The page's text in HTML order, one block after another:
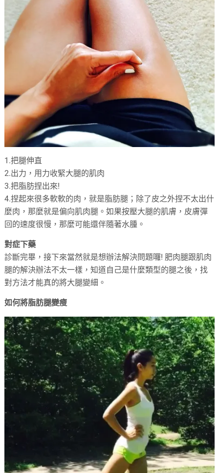
1.把腿伸直
2.出力，用力收緊大腿的肌肉
3.把脂肪捏出來!
4.捏起來很多軟軟的肉，就是脂肪腿；除了皮之外捏不太出什
麼肉，那麼就是偏向肌肉腿。如果按壓大腿的肌膚，皮膚彈
回的速度很慢，那麼可能還伴隨著水腫。
對症下藥
診斷完畢，接下來當然就是想辦法解決問題囉! 肥肉腿跟肌肉
腿的解決辦法不太一樣，知道自己是什麼類型的腿之後，找
對方法才能真的將大腿變細。
如何將脂肪腿變瘦